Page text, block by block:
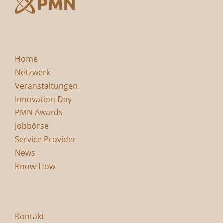
Home
Netzwerk
Veranstaltungen
Innovation Day
PMN Awards
Jobbörse
Service Provider
News
Know-How
Kontakt